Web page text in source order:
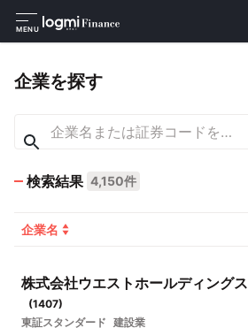
MENU
企業を探す
検索結果 4,150件
企業名
株式会社ウエストホールディングス
(1407)
東証スタンダード 建設業